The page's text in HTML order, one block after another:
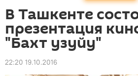
В Ташкенте
презентация
"Бахт узуйу"
22:20 19.10.2016